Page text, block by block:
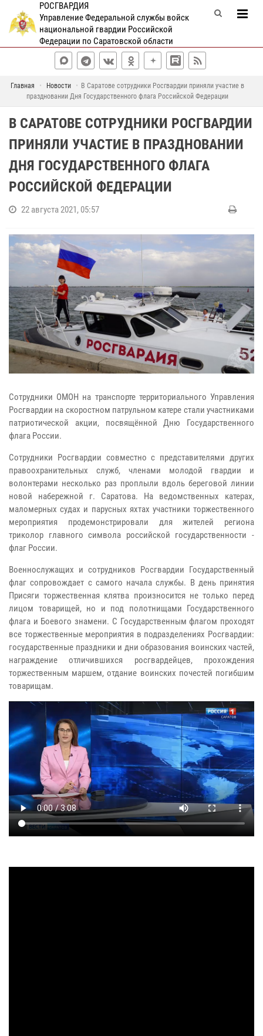
РОСГВАРДИЯ
Управление Федеральной службы войск
национальной гвардии Российской
Федерации по Саратовской области
Главная Новости
В Саратове сотрудники Росгвардии приняли участие в
праздновании Дня Государственного флага Российской Федерации
В САРАТОВЕ СОТРУДНИКИ РОСГВАРДИИ
ПРИНЯЛИ УЧАСТИЕ В ПРАЗДНОВАНИИ
ДНЯ ГОСУДАРСТВЕННОГО ФЛАГА
РОССИЙСКОЙ ФЕДЕРАЦИИ
22 августа 2021, 05:57
Сотрудники ОМОН на транспорте территориального Управления
Росгвардии на скоростном патрульном катере стали участниками
патриотической акции, посвящённой Дню Государственного
флага России.
Сотрудники Росгвардии совместно с представителями других
правоохранительных служб, членами молодой гвардии и
волонтерами несколько раз проплыли вдоль береговой линии
новой набережной г. Саратова. На ведомственных катерах,
маломерных судах и парусных яхтах участники торжественного
мероприятия продемонстрировали для жителей региона
триколор главного символа российской государственности -
флаг России.
Военнослужащих и сотрудников Росгвардии Государственный
флаг сопровождает с самого начала службы. В день принятия
Присяги торжественная клятва произносится не только перед
лицом товарищей, но и под полотнищами Государственного
флага и Боевого знамени. С Государственным флагом проходят
все торжественные мероприятия в подразделениях Росгвардии:
государственные праздники и дни образования воинских частей,
награждение отличившихся росгвардейцев, прохождения
торжественным маршем, отдание воинских почестей погибшим
товарищам.